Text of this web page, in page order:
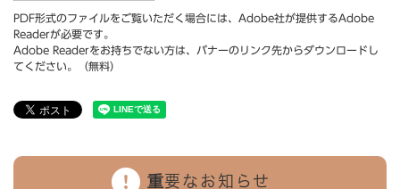
PDF形式のファイルをご覧いただく場合には、Adobe社が提供するAdobe
Readerが必要です。
Adobe Readerをお持ちでない方は、バナーのリンク先からダウンロードし
てください。（無料）
重要なお知らせ